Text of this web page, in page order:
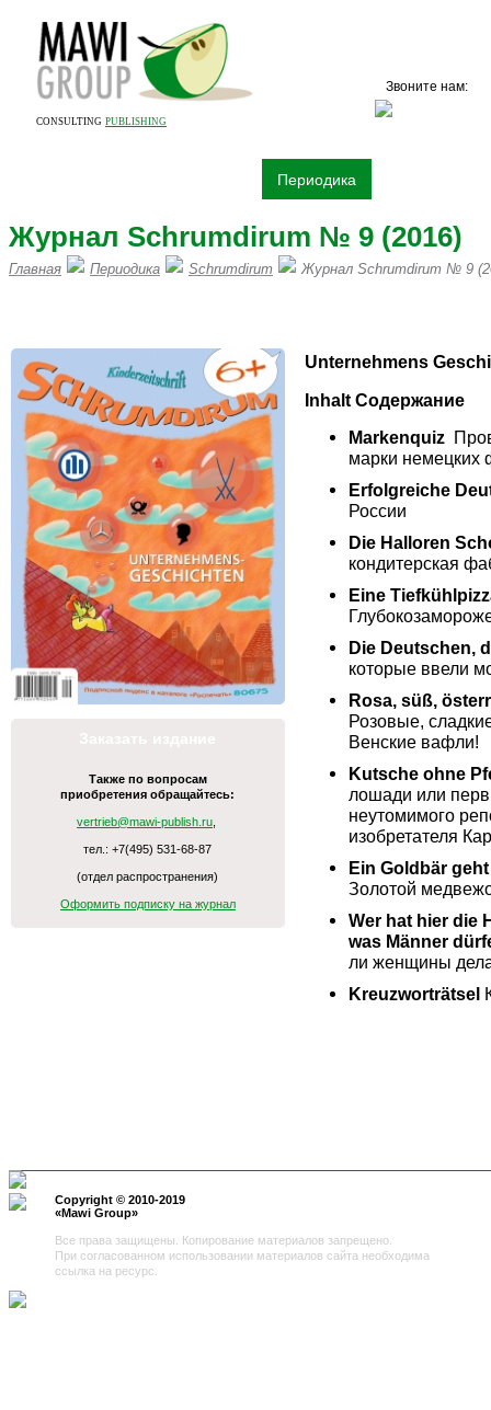
CONSULTING PUBLISHING
Звоните нам:
Периодика
Журнал Schrumdirum № 9 (2016)
Главная Периодика Schrumdirum Журнал Schrumdirum № 9
Также по вопросам
приобретения обращайтесь:
vertrieb@mawi-publish.ru
тел.: +7(495) 531-68-87
(отдел распространения)
Оформить подписку на журнал
Unternehmens
Inhalt Содержание
Markenquiz
марки немецких
Erfolgreiche
России
Die Halloren
кондитерская
Eine
Die Deutschen,
которые ввели
Rosa, süß,
Розовые,
Венские вафли!
Kutsche ohne
лошади или
неутомимого
изобретателя
Ein Goldbär
Золотой
Wer hat hier die
was Männer
ли женщины
Kreuzworträtsel
Copyright © 2010-2019
«Mawi Group»
Все права защищены. Копирование материалов запрещено.
При согласованном использовании материалов сайта необходима
ссылка на ресурс.